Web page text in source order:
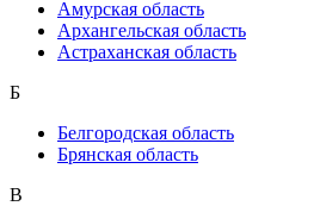
Амурская область
Архангельская область
Астраханская область
Б
Белгородская область
Брянская область
В